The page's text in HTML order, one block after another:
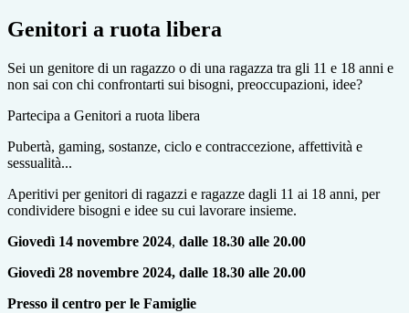
Genitori a ruota libera
Sei un genitore di un ragazzo o di una ragazza tra gli 11 e 18 anni e
non sai con chi confrontarti sui bisogni, preoccupazioni, idee?
Partecipa a Genitori a ruota libera
Pubertà, gaming, sostanze, ciclo e contraccezione, affettività e
sessualità...
Aperitivi per genitori di ragazzi e ragazze dagli 11 ai 18 anni, per
condividere bisogni e idee su cui lavorare insieme.
Giovedì 14 novembre 2024, dalle 18.30 alle 20.00
Giovedì 28 novembre 2024, dalle 18.30 alle 20.00
Presso il centro per le Famiglie